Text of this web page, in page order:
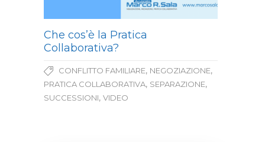
Che cos’è la Pratica
Collaborativa?
CONFLITTO FAMILIARE, NEGOZIAZIONE,
PRATICA COLLABORATIVA, SEPARAZIONE,
SUCCESSIONI, VIDEO